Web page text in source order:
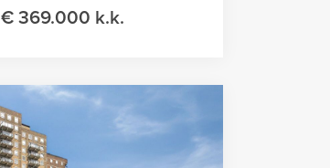
€ 369.000 k.k.